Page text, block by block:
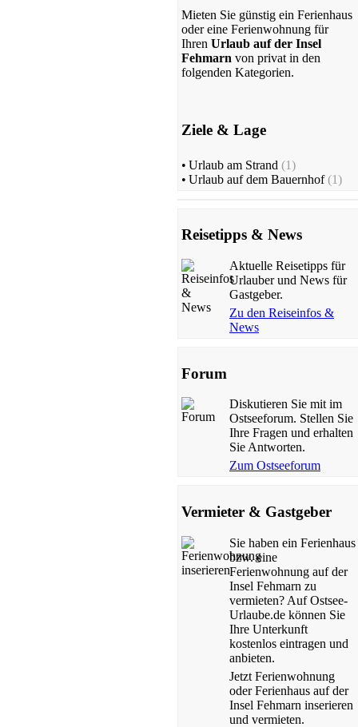
Mieten Sie günstig ein Ferienhaus
oder eine Ferienwohnung für
Ihren Urlaub auf der Insel
Fehmarn von privat in den
folgenden Kategorien.
Ziele & Lage
• Urlaub am Strand (1)
• Urlaub auf dem Bauernhof (1)
Reisetipps & News
Aktuelle Reisetipps für
Urlauber und News für
Gastgeber.
Zu den Reiseinfos &
News
Forum
Diskutieren Sie mit im
Ostseeforum. Stellen Sie
Ihre Fragen und erhalten
Sie Antworten.
Zum Ostseeforum
Vermieter & Gastgeber
Sie haben ein Ferienhaus
bzw. eine
Ferienwohnung auf der
Insel Fehmarn zu
vermieten? Auf Ostsee-
Urlaube.de können Sie
Ihre Unterkunft
kostenlos eintragen und
anbieten.
Jetzt Ferienwohnung
oder Ferienhaus auf der
Insel Fehmarn inserieren
und vermieten.